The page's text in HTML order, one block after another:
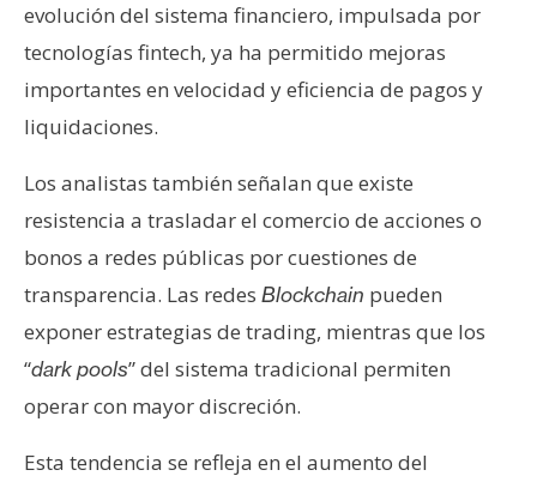
evolución del sistema financiero, impulsada por
tecnologías fintech, ya ha permitido mejoras
importantes en velocidad y eficiencia de pagos y
liquidaciones.
Los analistas también señalan que existe
resistencia a trasladar el comercio de acciones o
bonos a redes públicas por cuestiones de
transparencia. Las redes Blockchain pueden
exponer estrategias de trading, mientras que los
“dark pools” del sistema tradicional permiten
operar con mayor discreción.
Esta tendencia se refleja en el aumento del